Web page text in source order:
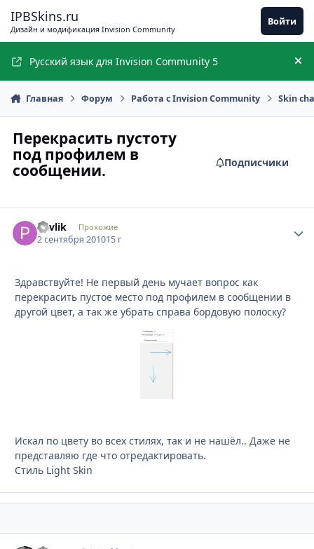
IPBSkins.ru
Дизайн и модификация Invision Community
Войти
Русский язык для Invision Community 5
Главная Форум Работа с Invision Community Skin
Перекрасить пустоту
под профилем в
сообщении.
Подписчики
Pavlik Прохожие
2 сентября 201015 г
Здравствуйте! Не первый день мучает вопрос как
перекрасить пустое место под профилем в сообщении в
другой цвет, а так же убрать справа бордовую полоску?
Искал по цвету во всех стилях, так и не нашёл.. Даже не
представляю где что отредактировать.
Стиль Light Skin